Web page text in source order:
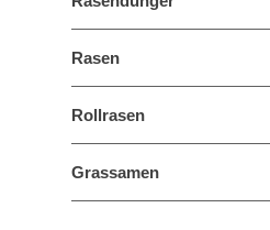
Rasen
Rollrasen
Grassamen